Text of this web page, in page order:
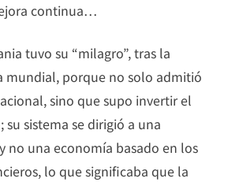
continua…
tuvo su “milagro”, tras la
mundial, porque no solo admitió
sino que supo invertir el
sistema se dirigió a una
no una economía basado en los
lo que significaba que la